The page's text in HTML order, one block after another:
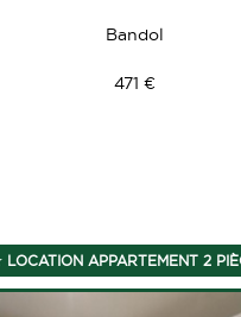
Bandol
471 €
LOCATION APPARTEMENT 2